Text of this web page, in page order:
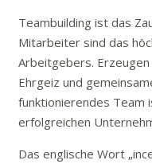
Teambuilding ist das
Mitarbeiter sind das
Arbeitgebers.
Ehrgeiz und
funktionierendes Team
erfolgreichen
Das englische Wort